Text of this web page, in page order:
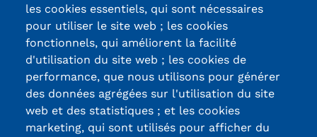
Certifications /
Labels qualité
les cookies essentiels, qui sont nécessaires
pour utiliser le site web ; les cookies
fonctionnels, qui améliorent la facilité
d'utilisation du site web ; les cookies de
performance, que nous utilisons pour générer
des données agrégées sur l'utilisation du site
web et des statistiques ; et les cookies
marketing, qui sont utilisés pour afficher du